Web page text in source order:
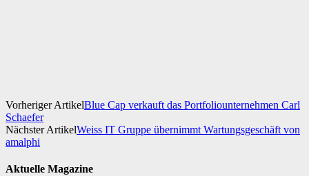
Vorheriger ArtikelBlue Cap verkauft das Portfoliounternehmen Carl
Schaefer
Nächster ArtikelWeiss IT Gruppe übernimmt Wartungsgeschäft von
amalphi
Aktuelle Magazine